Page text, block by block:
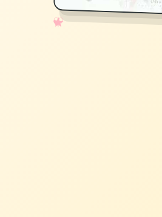
✧
♡
★
♥